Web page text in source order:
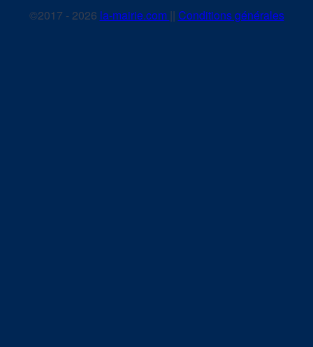
©2017 - 2026 la-mairie.com || Conditions générales